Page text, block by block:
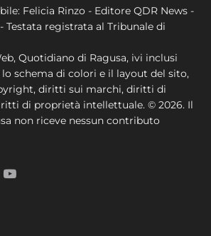
Felicia Rinzo - Editore QDR News -
Testata registrata al Tribunale di
Quotidiano di Ragusa, ivi inclusi
schema di colori e il layout del sito,
diritti sui marchi, diritti di
di proprietà intellettuale. © 2026. Il
non riceve nessun contributo